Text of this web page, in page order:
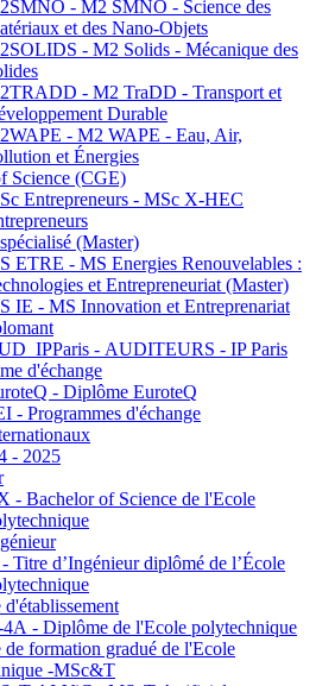
- M2 SMNO - Science des
et des Nano-Objets
- M2 Solids - Mécanique des
- M2 TraDD - Transport et
Durable
- M2 WAPE - Eau, Air,
et Énergies
Science (CGE)
Entrepreneurs - MSc X-HEC
(Master)
ETRE - MS Energies Renouvelables :
et Entrepreneuriat (Master)
IE - MS Innovation et Entreprenariat
- AUDITEURS - IP Paris
d'échange
- Diplôme EuroteQ
- Programmes d'échange
- 2025
- Bachelor of Science de l'Ecole
Titre d’Ingénieur diplômé de l’École
- Diplôme de l'Ecole polytechnique
formation gradué de l'Ecole
-MSc&T